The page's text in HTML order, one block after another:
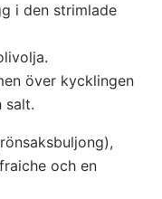
i den strimlade
över kycklingen
salt.
och en